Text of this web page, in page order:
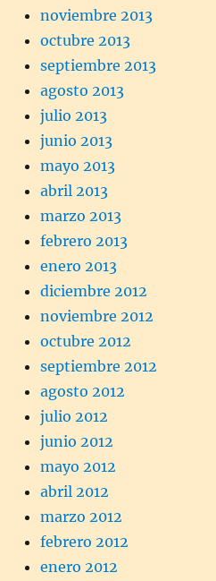
noviembre 2013
octubre 2013
septiembre 2013
agosto 2013
julio 2013
junio 2013
mayo 2013
abril 2013
marzo 2013
febrero 2013
enero 2013
diciembre 2012
noviembre 2012
octubre 2012
septiembre 2012
agosto 2012
julio 2012
junio 2012
mayo 2012
abril 2012
marzo 2012
febrero 2012
enero 2012